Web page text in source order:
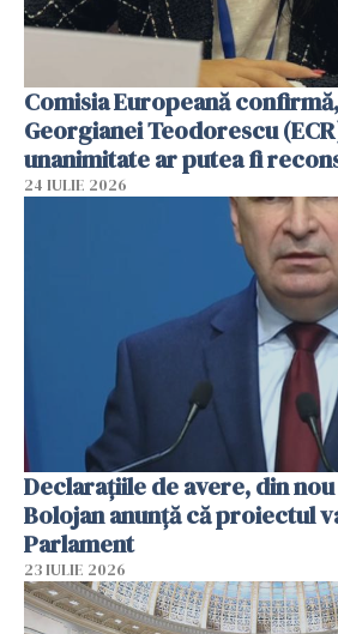
Comisia Europeană
Georgianei Teodorescu
unanimitate ar putea fi
24 IULIE 2026
Declarațiile de avere, din
Bolojan anunță că proiectul
Parlament
23 IULIE 2026